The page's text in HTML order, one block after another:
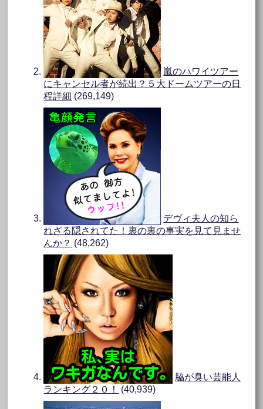
嵐のハワイツアー
にキャンセル者が続出？５大ドームツアーの日
程詳細 (269,149)
デヴィ夫人の知ら
れざる隠されてた！裏の裏の事実を見て見ませ
んか？ (48,262)
脇が臭い芸能人
ランキング２０！
(40,939)